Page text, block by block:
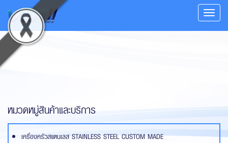
Toggle
หมวดหมู่สินค้าและบริการ
เครื่องครัวสแตนเลส STAINLESS STEEL CUSTOM MADE